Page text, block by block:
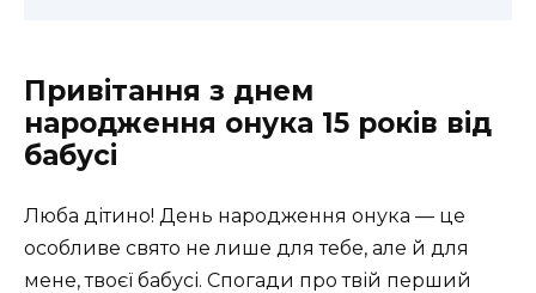
Привітання з днем
народження онука 15 років від
бабусі
Люба дітино! День народження онука — це
особливе свято не лише для тебе, але й для
мене, твоєї бабусі. Спогади про твій перший